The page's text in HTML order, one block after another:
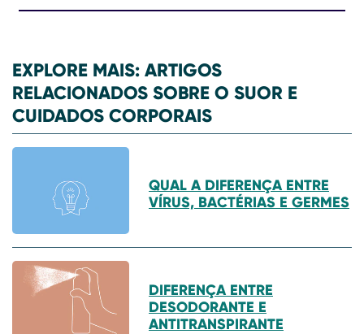
EXPLORE MAIS: ARTIGOS
RELACIONADOS SOBRE O SUOR E
CUIDADOS CORPORAIS
QUAL A DIFERENÇA ENTRE
VÍRUS, BACTÉRIAS E GERMES
DIFERENÇA ENTRE
DESODORANTE E
ANTITRANSPIRANTE